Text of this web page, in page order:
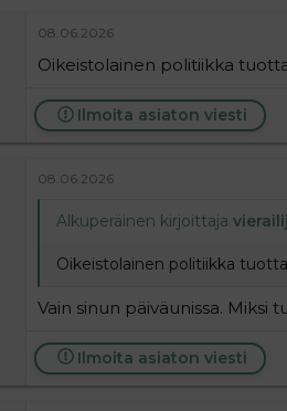
08.06.2026
Oikeistolainen politiikka
Ilmoita asiaton viesti
08.06.2026
Alkuperäinen kirjoittaja
Oikeistolainen politiikka
Vain sinun päiväunissa. Miksi
Ilmoita asiaton viesti